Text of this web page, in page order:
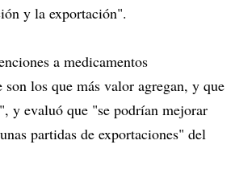
y la exportación".
a medicamentos
los que más valor agregan, y que
y evaluó que "se podrían mejorar
partidas de exportaciones" del